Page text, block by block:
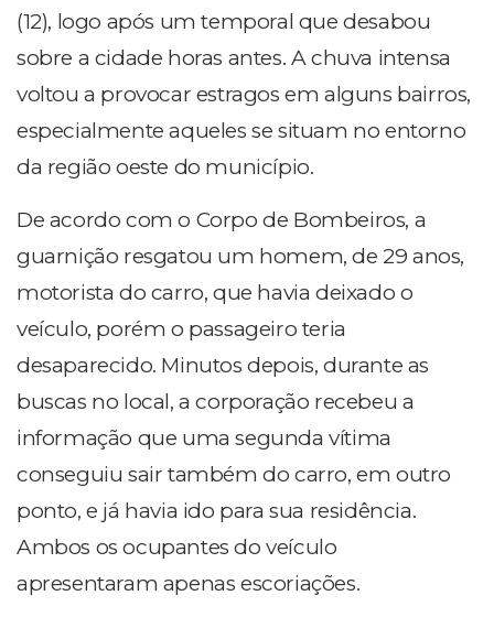
(12), logo após um temporal que desabou
sobre a cidade horas antes. A chuva intensa
voltou a provocar estragos em alguns bairros,
especialmente aqueles se situam no entorno
da região oeste do município.
De acordo com o Corpo de Bombeiros, a
guarnição resgatou um homem, de 29 anos,
motorista do carro, que havia deixado o
veículo, porém o passageiro teria
desaparecido. Minutos depois, durante as
buscas no local, a corporação recebeu a
informação que uma segunda vítima
conseguiu sair também do carro, em outro
ponto, e já havia ido para sua residência.
Ambos os ocupantes do veículo
apresentaram apenas escoriações.